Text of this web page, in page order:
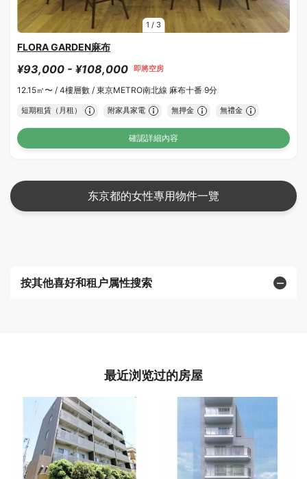
1 / 3
FLORA GARDEN麻布
¥93,000 - ¥108,000 即將空房
12.15㎡〜 / 4樓層數 / 東京METRO南北線 麻布十番 9分
短期租賃（月租） 附家具家電 無押金 無禮金
確認詳細內容
东京都的女性專用物件一覽
按其他喜好和租户属性搜索
最近浏览过的房屋